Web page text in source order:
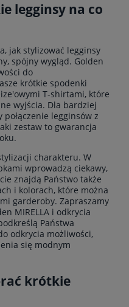
legginsy na co
jak stylizować legginsy
spójny wygląd. Golden
do
krótkie spodenki
T-shirtami, które
wyjścia. Dla bardziej
legginsów z
zestaw to gwarancja
charakteru. W
wprowadzą ciekawy,
znajdą Państwo także
i kolorach, które można
garderoby. Zapraszamy
MIRELLA i odkrycia
Państwa
odkrycia możliwości,
się modnym
krótkie